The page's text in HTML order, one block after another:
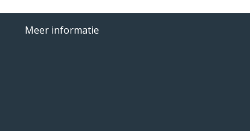
Meer informatie